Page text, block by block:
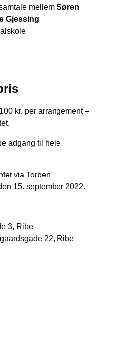
mellem Søren
Gjessing
kr. per arrangement –
adgang til hele
via Torben
15. september 2022.
3, Ribe
22, Ribe